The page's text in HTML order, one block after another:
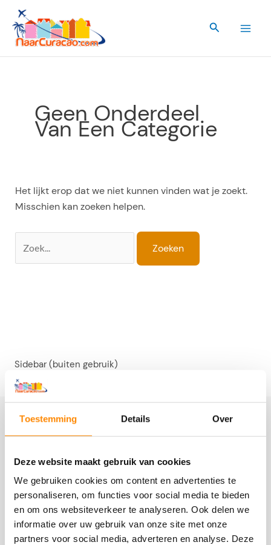
Toestemming Details Over
Deze website maakt gebruik van cookies
We gebruiken cookies om content en advertenties te
personaliseren, om functies voor social media te bieden
en om ons websiteverkeer te analyseren. Ook delen we
informatie over uw gebruik van onze site met onze
partners voor social media, adverteren en analyse. Deze
naar
inhoud
Zoeken
Geen Onderdeel
Van Een Categorie
Het lijkt erop dat we niet kunnen vinden wat je zoekt.
Misschien kan zoeken helpen.
naar:
Sidebar (buiten gebruik)
UITSTEKEND